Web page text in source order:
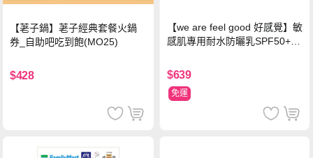
【荖子鍋】荖子經典套餐火鍋
券_自助吧吃到飽(MO25)
$428
【we are feel good 好感覺】敏
感肌專用耐水防曬乳SPF50+ 7
$639
免運